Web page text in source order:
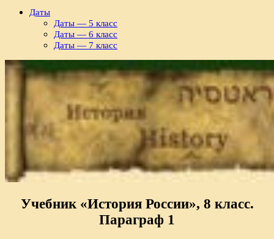
Даты
Даты — 5 класс
Даты — 6 класс
Даты — 7 класс
Учебник «История России», 8 класс.
Параграф 1